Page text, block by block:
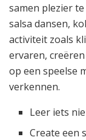
samen plezier
salsa dansen,
activiteit zoals
ervaren,
op een speelse
verkennen.
Leer iets
Create een